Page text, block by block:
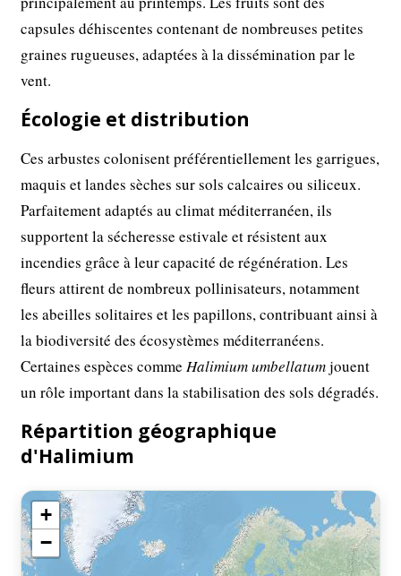
capsules déhiscentes contenant de nombreuses petites
graines rugueuses, adaptées à la dissémination par le
vent.
Écologie et distribution
Ces arbustes colonisent préférentiellement les garrigues,
maquis et landes sèches sur sols calcaires ou siliceux.
Parfaitement adaptés au climat méditerranéen, ils
supportent la sécheresse estivale et résistent aux
incendies grâce à leur capacité de régénération. Les
fleurs attirent de nombreux pollinisateurs, notamment
les abeilles solitaires et les papillons, contribuant ainsi à
la biodiversité des écosystèmes méditerranéens.
Certaines espèces commeHalimium umbellatumjouent
un rôle important dans la stabilisation des sols dégradés.
Répartition géographique
d'Halimium
+
−